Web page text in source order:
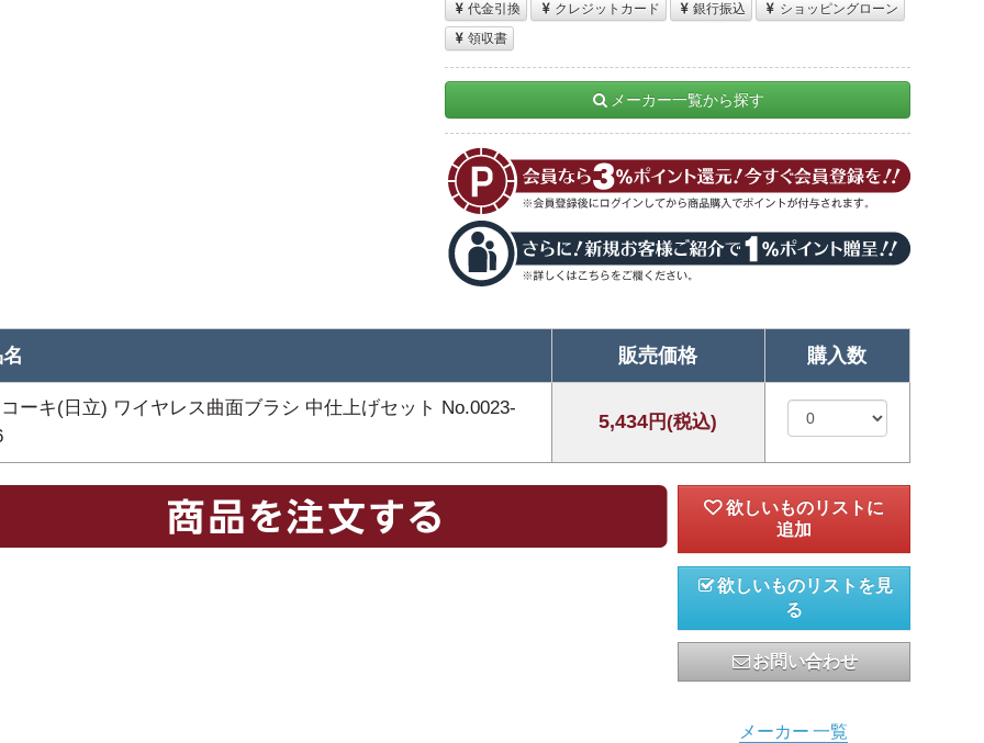
代金引換
クレジットカード 銀行振込
ショッピングローン
領収書
メーカー一覧から探す
販売価格 購入数
ーキ(日立) ワイヤレス曲面ブラシ 中仕上げセット No.0023-
5,434円(税込)
欲しいものリストを見
る
お問い合わせ
メーカー 一覧